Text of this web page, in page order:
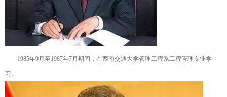
1985年9月至1987年7月期间，在西南交通大学管理工程系工程管理专业学
习。